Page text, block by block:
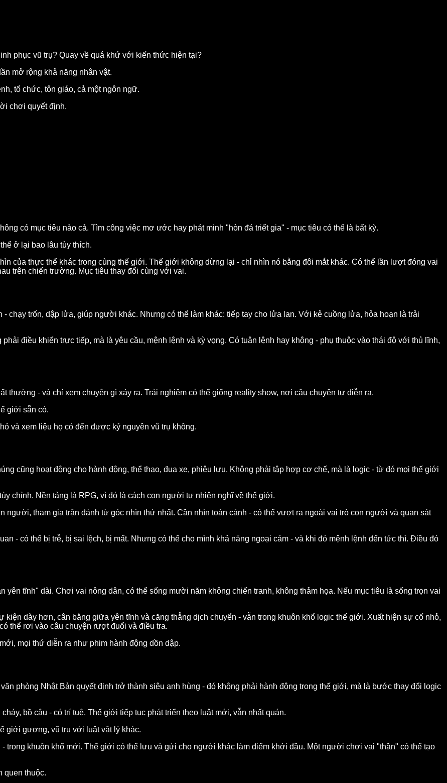
phục vũ trụ? Quay về quá khứ với kiến thức hiện tại?
mở rộng khả năng nhân vật.
tổ chức, tôn giáo, cả một ngôn ngữ.
chơi quyết định.
có mục tiêu nào cả. Tìm công việc mơ ước hay phát minh "hòn đá triết gia" - mục tiêu có thể là bất kỳ.
ở lại bao lâu tùy thích.
của thực thể khác trong cùng thế giới. Thế giới không dừng lại - chỉ nhìn nó bằng đôi mắt khác. Có thể lần lượt đóng vai
trên chiến trường. Mục tiêu thay đổi cùng với vai.
- chạy trốn, dập lửa, giúp người khác. Nhưng có thể làm khác: tiếp tay cho lửa lan. Với kẻ cuồng lửa, hỏa hoạn là trải
điều khiển trực tiếp, mà là yêu cầu, mệnh lệnh và kỳ vọng. Có tuân lệnh hay không - phụ thuộc vào thái độ với thủ lĩnh,
thường - và chỉ xem chuyện gì xảy ra. Trải nghiệm có thể giống reality show, nơi câu chuyện tự diễn ra.
giới sẵn có.
và xem liệu họ có đến được kỷ nguyên vũ trụ không.
cũng hoạt động cho hành động, thể thao, đua xe, phiêu lưu. Không phải tập hợp cơ chế, mà là logic - từ đó mọi thế giới
chỉnh. Nền tảng là RPG, vì đó là cách con người tự nhiên nghĩ về thế giới.
người, tham gia trận đánh từ góc nhìn thứ nhất. Cần nhìn toàn cảnh - có thể vượt ra ngoài vai trò con người và quan sát
- có thể bị trễ, bị sai lệch, bị mất. Nhưng có thể cho mình khả năng ngoại cảm - và khi đó mệnh lệnh đến tức thì. Điều đó
tĩnh" dài. Chơi vai nông dân, có thể sống mười năm không chiến tranh, không thảm họa. Nếu mục tiêu là sống trọn vai
dày hơn, cân bằng giữa yên tĩnh và căng thẳng dịch chuyển - vẫn trong khuôn khổ logic thế giới. Xuất hiện sự cố nhỏ,
thể rơi vào câu chuyện rượt đuổi và điều tra.
mọi thứ diễn ra như phim hành động dồn dập.
phòng Nhật Bản quyết định trở thành siêu anh hùng - đó không phải hành động trong thế giới, mà là bước thay đổi logic
bồ câu - có trí tuệ. Thế giới tiếp tục phát triển theo luật mới, vẫn nhất quán.
giới gương, vũ trụ với luật vật lý khác.
trong khuôn khổ mới. Thế giới có thể lưu và gửi cho người khác làm điểm khởi đầu. Một người chơi vai "thần" có thể tạo
quen thuộc.